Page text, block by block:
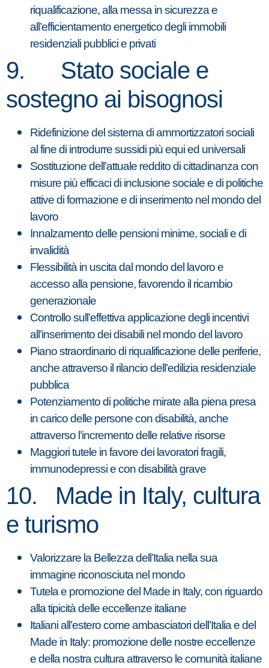
riqualificazione, alla messa in sicurezza e
all’efficientamento energetico degli immobili
residenziali pubblici e privati
9. Stato sociale e
sostegno ai bisognosi
Ridefinizione del sistema di ammortizzatori sociali
al fine di introdurre sussidi più equi ed universali
Sostituzione dell’attuale reddito di cittadinanza con
misure più efficaci di inclusione sociale e di politiche
attive di formazione e di inserimento nel mondo del
lavoro
Innalzamento delle pensioni minime, sociali e di
invalidità
Flessibilità in uscita dal mondo del lavoro e
accesso alla pensione, favorendo il ricambio
generazionale
Controllo sull’effettiva applicazione degli incentivi
all’inserimento dei disabili nel mondo del lavoro
Piano straordinario di riqualificazione delle periferie,
anche attraverso il rilancio dell’edilizia residenziale
pubblica
Potenziamento di politiche mirate alla piena presa
in carico delle persone con disabilità, anche
attraverso l’incremento delle relative risorse
Maggiori tutele in favore dei lavoratori fragili,
immunodepressi e con disabilità grave
10. Made in Italy, cultura
e turismo
Valorizzare la Bellezza dell’Italia nella sua
immagine riconosciuta nel mondo
Tutela e promozione del Made in Italy, con riguardo
alla tipicità delle eccellenze italiane
Italiani all’estero come ambasciatori dell’Italia e del
Made in Italy: promozione delle nostre eccellenze
e della nostra cultura attraverso le comunità italiane